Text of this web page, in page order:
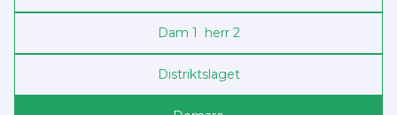
Dam 1 ­ herr 2
Distriktslaget